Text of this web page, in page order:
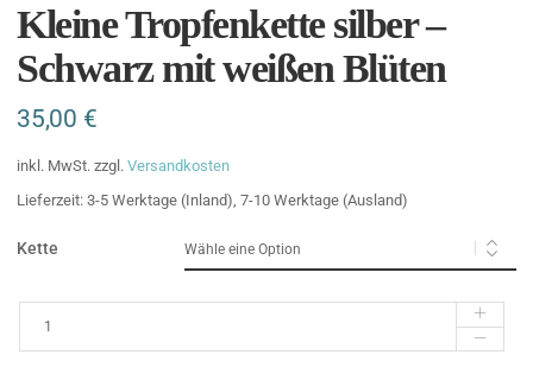
Kleine Tropfenkette silber –
Schwarz mit weißen Blüten
35,00 €
inkl. MwSt. zzgl. Versandkosten
Lieferzeit: 3-5 Werktage (Inland), 7-10 Werktage (Ausland)
Kette